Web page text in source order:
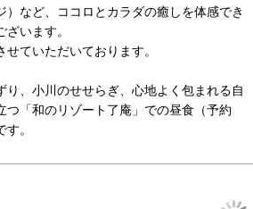
）など、ココロとカラダの癒しを体感でき
ざいます。
せていただいております。
り、小川のせせらぎ、心地よく包まれる自
つ「和のリゾート了庵」での昼食（予約
。